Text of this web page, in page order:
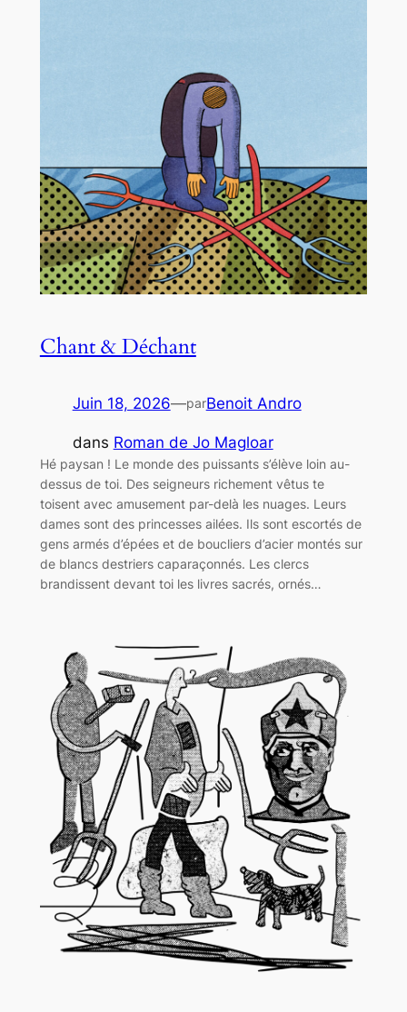
Chant & Déchant
Juin 18, 2026—parBenoit Andro
dans Roman de Jo Magloar
Hé paysan ! Le monde des puissants s’élève loin au-
dessus de toi. Des seigneurs richement vêtus te
toisent avec amusement par-delà les nuages. Leurs
dames sont des princesses ailées. Ils sont escortés de
gens armés d’épées et de boucliers d’acier montés sur
de blancs destriers caparaçonnés. Les clercs
brandissent devant toi les livres sacrés, ornés…